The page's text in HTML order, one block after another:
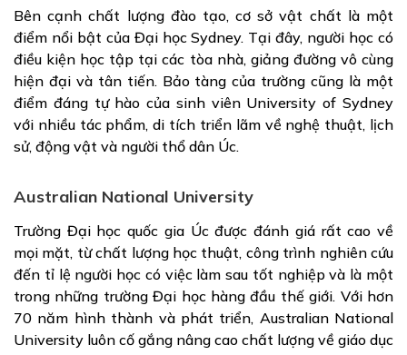
Bên cạnh chất lượng đào tạo, cơ sở vật chất là một
điểm nổi bật của Đại học Sydney. Tại đây, người học có
điều kiện học tập tại các tòa nhà, giảng đường vô cùng
hiện đại và tân tiến. Bảo tàng của trường cũng là một
điểm đáng tự hào của sinh viên University of Sydney
với nhiều tác phẩm, di tích triển lãm về nghệ thuật, lịch
sử, động vật và người thổ dân Úc.
Australian National University
Trường Đại học quốc gia Úc được đánh giá rất cao về
mọi mặt, từ chất lượng học thuật, công trình nghiên cứu
đến tỉ lệ người học có việc làm sau tốt nghiệp và là một
trong những trường Đại học hàng đầu thế giới. Với hơn
70 năm hình thành và phát triển, Australian National
University luôn cố gắng nâng cao chất lượng về giáo dục